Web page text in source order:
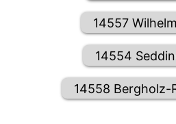
14557
14554
14558 Bergholz-